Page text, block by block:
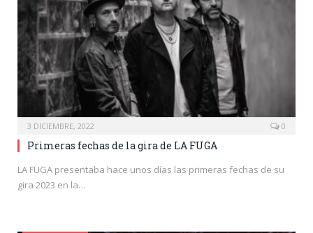
3 DICIEMBRE, 2022 0
Primeras fechas de la gira de LA FUGA
LA FUGA presentaba hace unos días las primeras fechas de su
gira 2023 en la…